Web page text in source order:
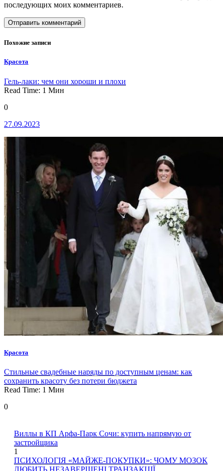
последующих моих комментариев.
Похожие записи
Красота
Гель-лаки: чем они хороши и плохи
Read Time: 1 Мин
0
27.09.2023
Красота
Стильные свадебные наряды по доступным ценам: как
сохранить красоту без потери бюджета
Read Time: 1 Мин
0
Виллы в КП Арфа-Парк Сочи: купить напрямую от
застройщика
1
ПСИХОЛОГІЯ «МАЙЖЕ-ПОКУПКИ»: ЧОМУ МОЗОК
ЛЮБИТЬ НЕЗАВЕРШЕНІ ТРАНЗАКЦІЇ